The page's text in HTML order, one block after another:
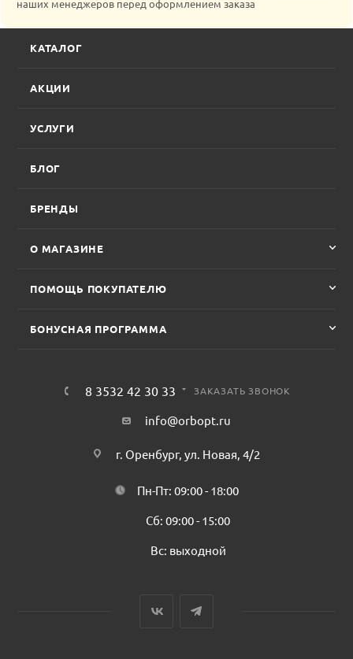
наших менеджеров перед оформлением заказа
КАТАЛОГ
АКЦИИ
УСЛУГИ
БЛОГ
БРЕНДЫ
О МАГАЗИНЕ
ПОМОЩЬ ПОКУПАТЕЛЮ
БОНУСНАЯ ПРОГРАММА
8 3532 42 30 33 ЗАКАЗАТЬ ЗВОНОК
info@orbopt.ru
г. Оренбург, ул. Новая, 4/2
Пн-Пт: 09:00 - 18:00
Сб: 09:00 - 15:00
Вс: выходной